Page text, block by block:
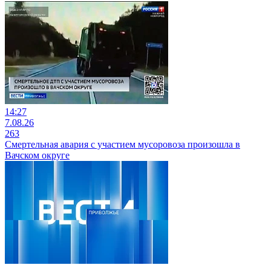
14:27
7.08.26
263
Смертельная авария с участием мусоровоза произошла в
Вачском округе